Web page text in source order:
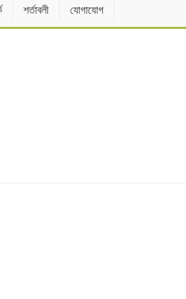
শর্তাবলী যোগাযোগ